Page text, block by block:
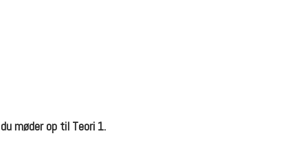
møder op til Teori 1.